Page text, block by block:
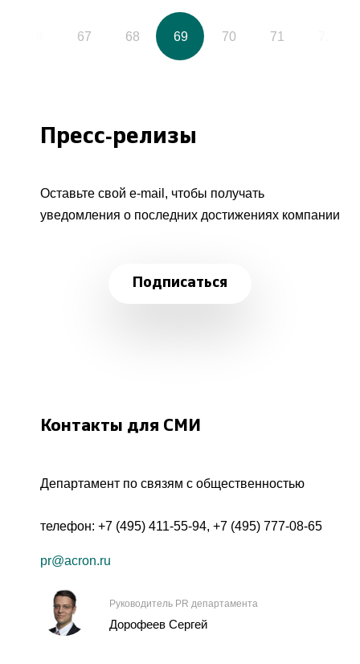
67 68 69 70 71
Пресс-релизы
Оставьте свой e-mail, чтобы получать
уведомления о последних достижениях компании
Подписаться
Контакты для СМИ
Департамент по связям с общественностью
телефон: +7 (495) 411-55-94, +7 (495) 777-08-65
pr@acron.ru
Руководитель PR департамента
Дорофеев Сергей